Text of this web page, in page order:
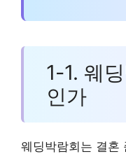
1-1. 웨
인가
웨딩박람회는 결혼